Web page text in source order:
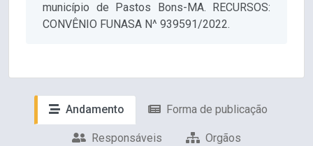
município de Pastos Bons-MA. RECURSOS:
CONVÊNIO FUNASA N^ 939591/2022.
Andamento Forma de publicação
Responsáveis Orgãos